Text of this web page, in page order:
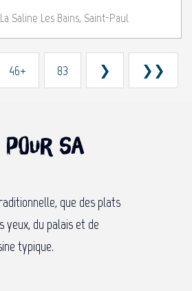
La Saline Les Bains, Saint-Paul
46+ 83 ❯ ❯❯
pour sa
que des plats
yeux, du palais et de
typique.